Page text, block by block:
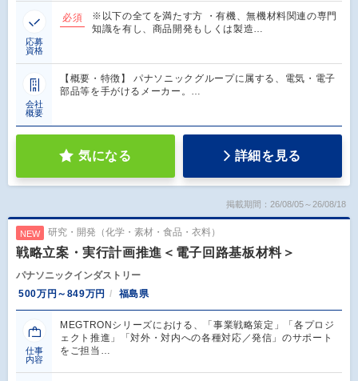
応募
資格
必須
※以下の全てを満たす方 ・有機、無機材料関連の専門
知識を有し、商品開発もしくは製造…
会社
概要
【概要・特徴】 パナソニックグループに属する、電気・電子
部品等を手がけるメーカー。…
気になる 詳細を見る
掲載期間：26/08/05～26/08/18
NEW 研究・開発（化学・素材・食品・衣料）
戦略立案・実行計画推進＜電子回路基板材料＞
パナソニックインダストリー
500万円～849万円
福島県
仕事
内容
MEGTRONシリーズにおける、「事業戦略策定」「各プロジ
ェクト推進」「対外・対内への各種対応／発信」のサポート
をご担当…